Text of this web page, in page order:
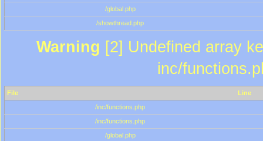
/global.php
/showthread.php
Warning [2] Undefined array
inc/
File
Line
/inc/functions.php
/inc/functions.php
/global.php